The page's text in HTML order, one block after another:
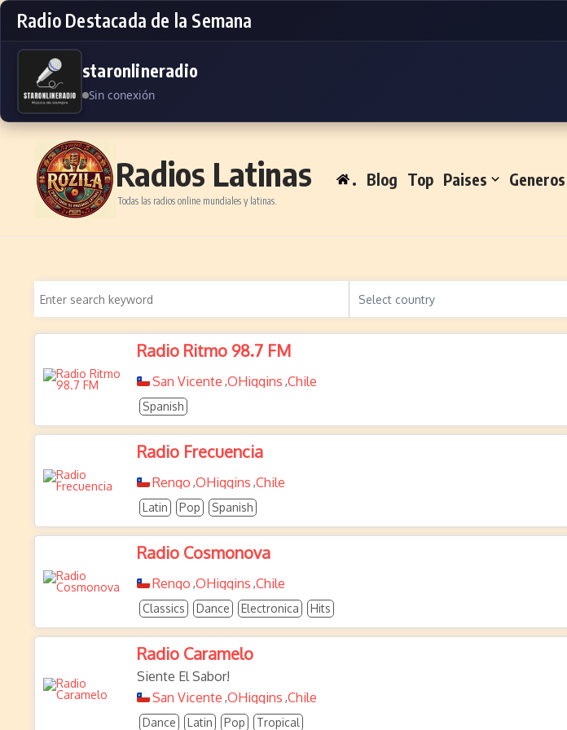
Radio Destacada de la Semana
staronlineradio
Sin conexión
Skip to content
Radios Latinas
Todas las radios online mundiales y latinas.
. Blog Top Paises Generos
Radio Ritmo 98.7 FM
San Vicente ,OHiggins ,Chile
Spanish
Radio Frecuencia
Rengo ,OHiggins ,Chile
Latin Pop Spanish
Radio Cosmonova
Rengo ,OHiggins ,Chile
Classics Dance Electronica Hits
Radio Caramelo
Siente El Sabor!
San Vicente ,OHiggins ,Chile
Dance Latin Pop Tropical